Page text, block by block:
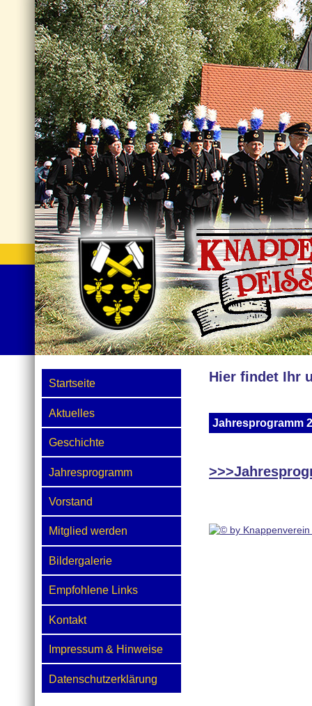
Startseite
Aktuelles
Geschichte
Jahresprogramm
Vorstand
Mitglied werden
Bildergalerie
Empfohlene Links
Kontakt
Impressum & Hinweise
Datenschutzerklärung
Hier findet Ihr
Jahresprogramm